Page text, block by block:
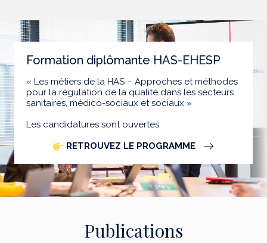
Formation diplômante HAS-EHESP
« Les métiers de la HAS – Approches et méthodes
pour la régulation de la qualité dans les secteurs
sanitaires, médico-sociaux et sociaux »
Les candidatures sont ouvertes.
RETROUVEZ LE PROGRAMME
Publications